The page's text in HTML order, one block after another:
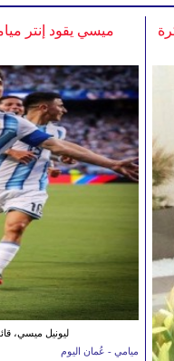
ميسي يقود إنتر
ليونيل ميسي،
ميامي - عُمان اليوم